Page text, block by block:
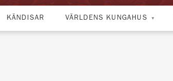
KÄNDISAR VÄRLDENS KUNGAHUS